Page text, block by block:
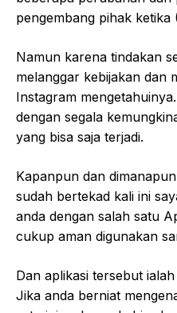
pengembang pihak ketika
Namun karena tindakan
melanggar kebijakan dan
Instagram
dengan segala
yang bisa saja terjadi.
Kapanpun dan
sudah bertekad kali ini
anda dengan salah satu
cukup aman digunakan
Dan aplikasi tersebut
Jika anda berniat